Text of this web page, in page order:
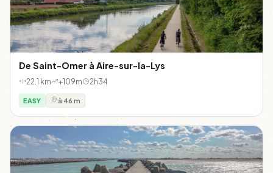
De Saint-Omer à Aire-sur-la-Lys
22.1 km +109m 2h34
EASY à 46 m